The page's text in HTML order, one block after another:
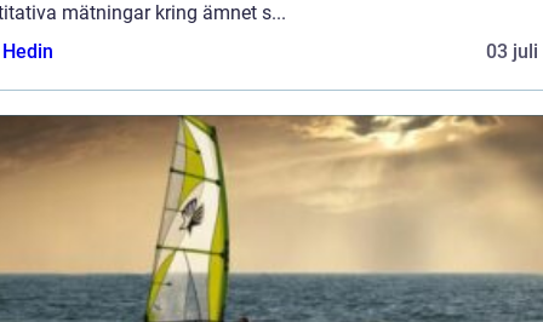
mätningar kring ämnet s...
03 juli